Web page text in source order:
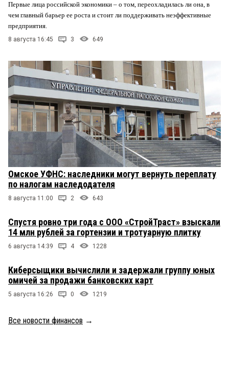
Первые лица российской экономики – о том, переохладилась ли она, в
чем главный барьер ее роста и стоит ли поддерживать неэффективные
предприятия.
8 августа 16:45 3 649
Омское УФНС: наследники могут вернуть переплату
по налогам наследодателя
8 августа 11:00 2 643
Спустя ровно три года с ООО «СтройТраст» взыскали
14 млн рублей за гортензии и тротуарную плитку
6 августа 14:39 4 1228
Киберсыщики вычислили и задержали группу юных
омичей за продажи банковских карт
5 августа 16:26 0 1219
Все новости финансов →